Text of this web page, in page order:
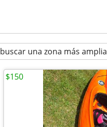
buscar una zona más amplia
$150